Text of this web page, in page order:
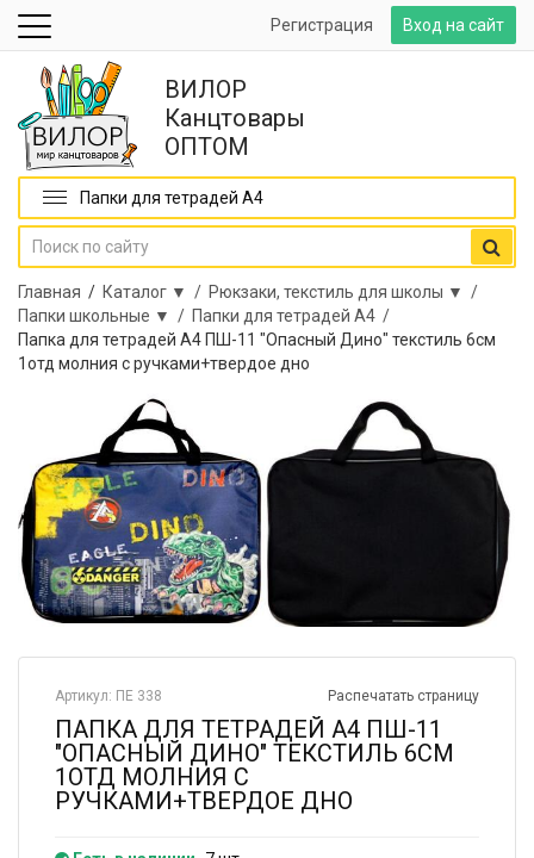
Вход на сайт
Регистрация
ВИЛОР
Канцтовары
ОПТОМ
Папки для тетрадей А4
Главная / Каталог ▼ / Рюкзаки, текстиль для школы ▼ /
Папки школьные ▼ / Папки для тетрадей А4 /
Папка для тетрадей А4 ПШ-11 "Опасный Дино" текстиль 6см
1отд молния с ручками+твердое дно
Распечатать страницу
Артикул: ПЕ 338
ПАПКА ДЛЯ ТЕТРАДЕЙ А4 ПШ-11
"ОПАСНЫЙ ДИНО" ТЕКСТИЛЬ 6СМ
1ОТД МОЛНИЯ С
РУЧКАМИ+ТВЕРДОЕ ДНО